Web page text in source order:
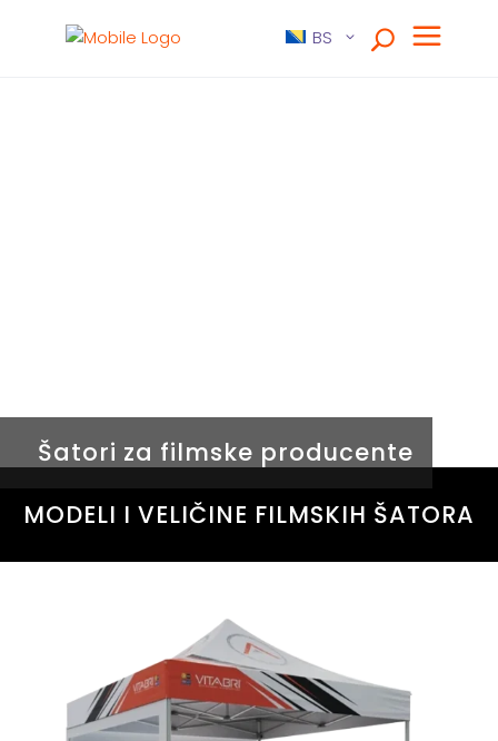
BS
Šatori za filmske producente
MODELI I VELIČINE FILMSKIH ŠATORA